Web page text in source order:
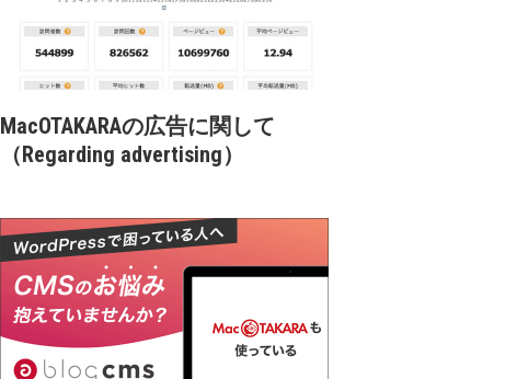
MacOTAKARAの広告に関して
（Regarding advertising）